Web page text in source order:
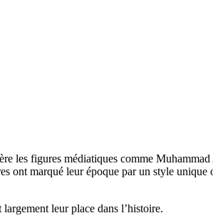
les figures médiatiques comme
marqué leur époque par un style
leur place dans l’histoire.